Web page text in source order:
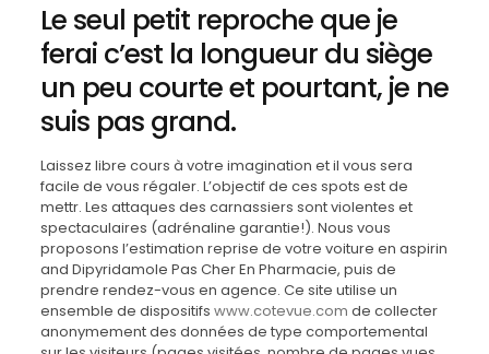
Le seul petit reproche que je
ferai c’est la longueur du siège
un peu courte et pourtant, je ne
suis pas grand.
Laissez libre cours à votre imagination et il vous sera
facile de vous régaler. L’objectif de ces spots est de
mettr. Les attaques des carnassiers sont violentes et
spectaculaires (adrénaline garantie!). Nous vous
proposons l’estimation reprise de votre voiture en aspirin
and Dipyridamole Pas Cher En Pharmacie, puis de
prendre rendez-vous en agence. Ce site utilise un
ensemble de dispositifs www.cotevue.com de collecter
anonymement des données de type comportemental